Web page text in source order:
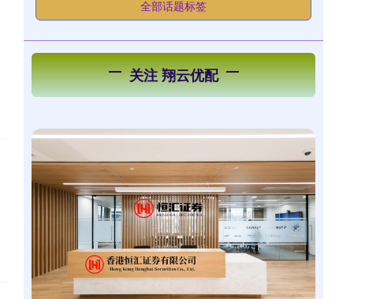
全部话题标签
关注 翔云优配